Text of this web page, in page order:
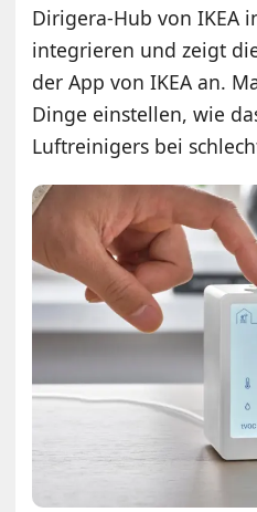
Dirigera-Hub von IKEA
integrieren und zeigt
der App von IKEA an.
Dinge einstellen, wie
Luftreinigers bei